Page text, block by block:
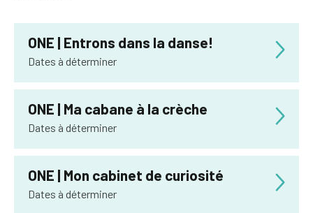
ONE | Entrons dans la danse!
Dates à déterminer
Lieu de formation :à déterminer, Hainaut Centre
Nombre de participants :
Animation :Julie Querre et Gwénnaëlle La Rosa
Bouger librement dans un milieu d’accueil, prendre
conscience de son propre corps en se mouvant au
ONE | Ma cabane à la crèche
Dates à déterminer
Lieu de formation :à déterminer, en Wallonie Picarde
Nombre de participants :
ONE | Mon cabinet de curiosité
Dates à déterminer